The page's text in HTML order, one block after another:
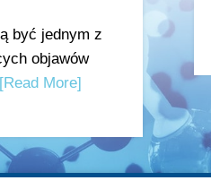
być jednym z
objawów
[Read More]